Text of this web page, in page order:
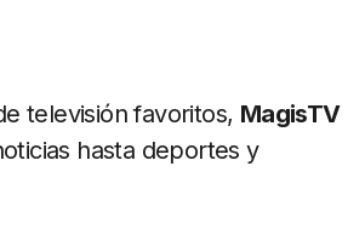
televisión favoritos, MagisTV
hasta deportes y